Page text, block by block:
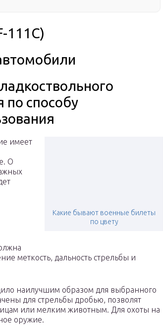
111C)
по способу
Какие бывают военные билеты
по цвету
имеет
О
меткость, дальность стрельбы и
наилучшим образом для выбранного
для стрельбы дробью, позволят
или мелким животным. Для охоты на
оружие.